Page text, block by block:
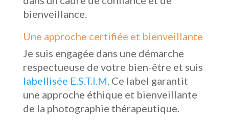
bienveillance.
Une approche certifiée et bienveillante
Je suis engagée dans une démarche
respectueuse de votre bien-être et suis
labellisée E.S.T.I.M. Ce label garantit
une approche éthique et bienveillante
de la photographie thérapeutique.